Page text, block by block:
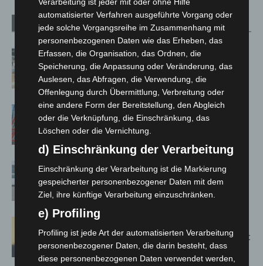
Verwandte Artikel Mehr vom Autor
Kunst trifft Weingenuss: Barbara-
Susann Mehring zeigt ihre Werke im
Jacques’ Wein-Depot Isernhagen
A2: Zweite Turbobaustelle startet
zwischen Hannover-West und
Niedersachsen: Feuerwehrkräfte
kehren nach Waldbrandeinsatz aus
Spanien zurück
Hannover: Erste Tigermücken-
Population in Niedersachsen entdeckt
automatisierter Verfahren ausgeführte Vorgang oder
jede solche Vorgangsreihe im Zusammenhang mit
personenbezogenen Daten wie das Erheben, das
Erfassen, die Organisation, das Ordnen, die
Speicherung, die Anpassung oder Veränderung, das
Auslesen, das Abfragen, die Verwendung, die
Offenlegung durch Übermittlung, Verbreitung oder
eine andere Form der Bereitstellung, den Abgleich
oder die Verknüpfung, die Einschränkung, das
Löschen oder die Vernichtung.
d) Einschränkung der Verarbeitung
Einschränkung der Verarbeitung ist die Markierung
gespeicherter personenbezogener Daten mit dem
Ziel, ihre künftige Verarbeitung einzuschränken.
e) Profiling
Profiling ist jede Art der automatisierten Verarbeitung
personenbezogener Daten, die darin besteht, dass
diese personenbezogenen Daten verwendet werden,